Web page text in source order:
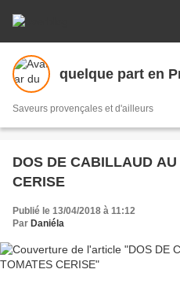
quelque part en
Saveurs provençales et d'ailleurs
DOS DE CABILLAUD
CERISE
Publié le 13/04/2018 à 11:12
Par Daniéla